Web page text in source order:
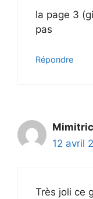
la page 3
pas
Répondre
12 avril
Très joli ce